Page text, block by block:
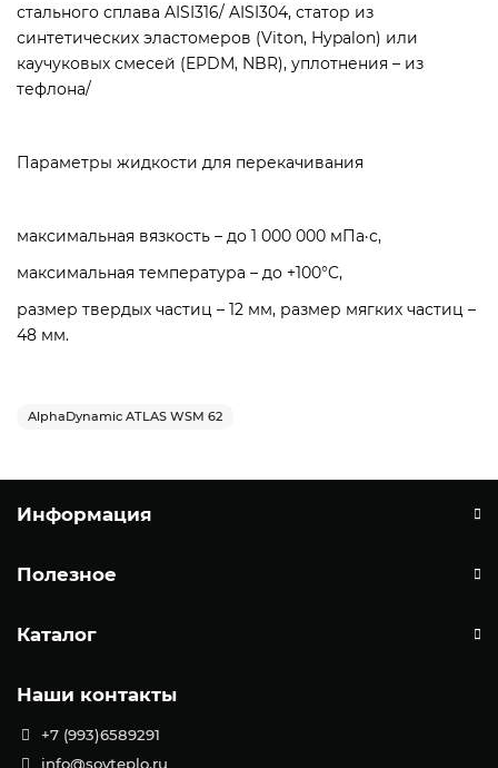
стального сплава AISI316/ AISI304, статор из
синтетических эластомеров (Viton, Hypalon) или
каучуковых смесей (EPDM, NBR), уплотнения – из
тефлона/
Параметры жидкости для перекачивания
максимальная вязкость – до 1 000 000 мПа·с,
максимальная температура – до +100°C,
размер твердых частиц – 12 мм, размер мягких частиц –
48 мм.
AlphaDynamic ATLAS WSM 62
Информация
Полезное
Каталог
Наши контакты
+7 (993)6589291
info@sovteplo.ru